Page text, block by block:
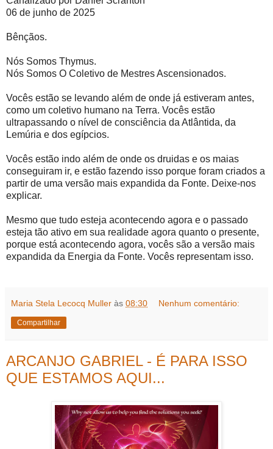
06 de junho de 2025
Bênçãos.
Nós Somos Thymus.
Nós Somos O Coletivo de Mestres Ascensionados.
Vocês estão se levando além de onde já estiveram antes,
como um coletivo humano na Terra. Vocês estão
ultrapassando o nível de consciência da Atlântida, da
Lemúria e dos egípcios.
Vocês estão indo além de onde os druidas e os maias
conseguiram ir, e estão fazendo isso porque foram criados a
partir de uma versão mais expandida da Fonte. Deixe-nos
explicar.
Mesmo que tudo esteja acontecendo agora e o passado
esteja tão ativo em sua realidade agora quanto o presente,
porque está acontecendo agora, vocês são a versão mais
expandida da Energia da Fonte. Vocês representam isso.
Maria Stela Lecocq Muller às 08:30 Nenhum comentário:
Compartilhar
ARCANJO GABRIEL - É PARA ISSO
QUE ESTAMOS AQUI...